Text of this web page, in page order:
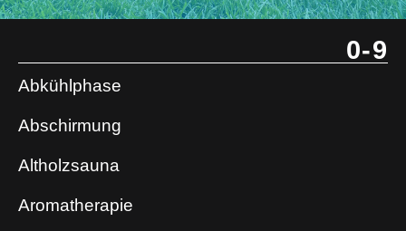
0-9
Abkühlphase
Abschirmung
Altholzsauna
Aromatherapie